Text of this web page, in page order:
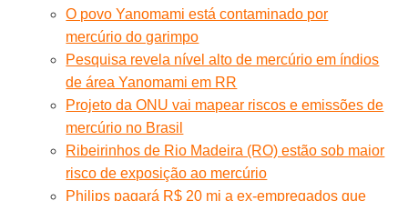
O povo Yanomami está contaminado por
mercúrio do garimpo
Pesquisa revela nível alto de mercúrio em índios
de área Yanomami em RR
Projeto da ONU vai mapear riscos e emissões de
mercúrio no Brasil
Ribeirinhos de Rio Madeira (RO) estão sob maior
risco de exposição ao mercúrio
Philips pagará R$ 20 mi a ex-empregados que